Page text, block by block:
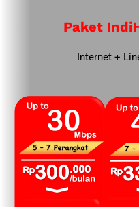
Paket
Internet +